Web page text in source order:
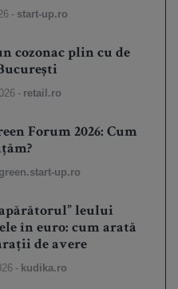
- start-up.ro
cozonac plin cu de
- retail.ro
Forum 2026: Cum
green.start-up.ro
leului
în euro: cum arată
de avere
- kudika.ro